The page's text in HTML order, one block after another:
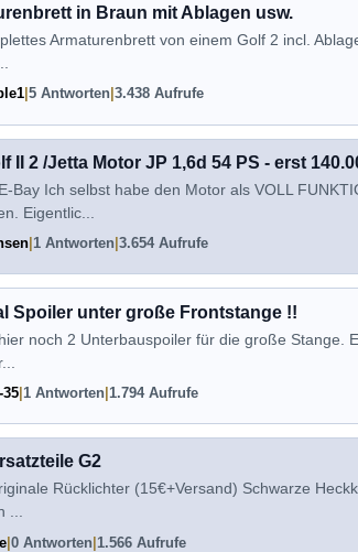
in Braun mit Ablagen usw.
Armaturenbrett von einem Golf 2 incl.
5 Antworten 3.438 Aufrufe
II 2 /Jetta Motor JP 1,6d 54 PS - erst
Bay Ich selbst habe den Motor als VOLL
Eigentlic...
1 Antworten 3.654 Aufrufe
Spoiler unter große Frontstange !!
noch 2 Unterbauspoiler für die große Stange.
1 Antworten 1.794 Aufrufe
G2
Rücklichter (15€+Versand) Schwarze
...
0 Antworten 1.566 Aufrufe